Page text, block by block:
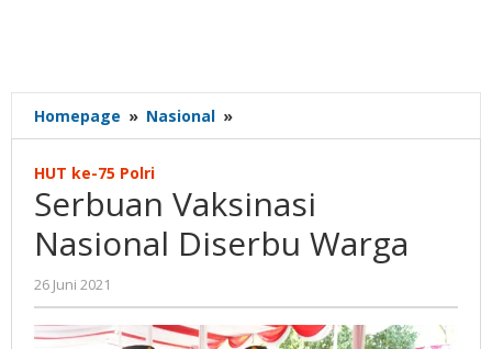
Homepage » Nasional »
Vaksinasi
Warga
HUT ke-75 Polri
Serbuan Vaksinasi
Nasional Diserbu Warga
26 Juni 2021
Gatot
Susanto